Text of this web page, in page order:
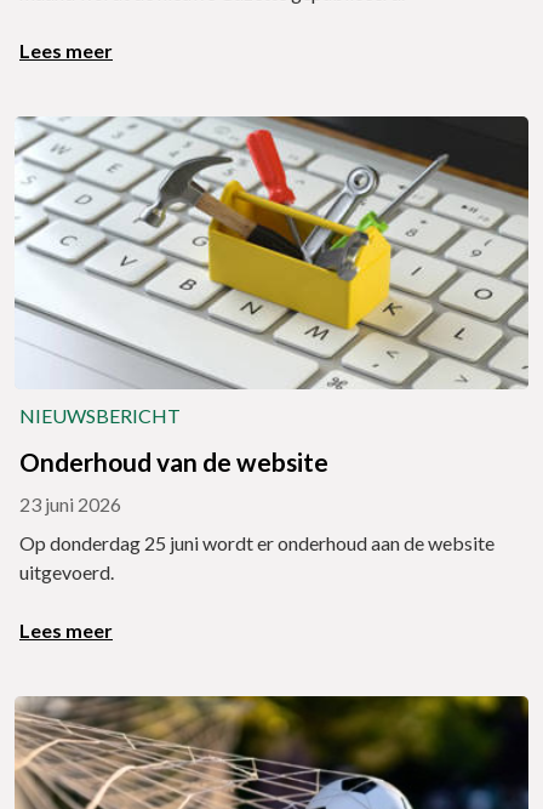
Lees meer
NIEUWSBERICHT
Onderhoud van de website
23 juni 2026
Op donderdag 25 juni wordt er onderhoud aan de website
uitgevoerd.
Lees meer